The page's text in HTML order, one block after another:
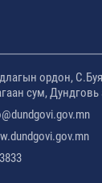
ордон,
сум,